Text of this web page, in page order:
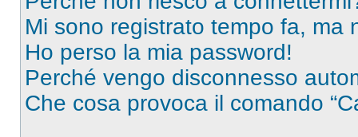
Mi sono registrato tempo fa, ma
Ho perso la mia password!
Perché vengo disconnesso
Che cosa provoca il comando